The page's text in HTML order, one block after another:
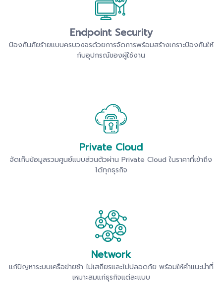
Endpoint Security
ป้องกันภัยร้ายแบบครบวงจรด้วยการจัดการพร้อมสร้างเกราะป้องกันให้
กับอุปกรณ์ของผู้ใช้งาน
Private Cloud
จัดเก็บข้อมูลรวมศูนย์แบบส่วนตัวผ่าน Private Cloud ในราคาที่เข้าถึง
ได้ทุกธุรกิจ
Network
แก้ปัญหาระบบเครือข่ายช้า ไม่เสถียรและไม่ปลอดภัย พร้อมให้คำแนะนำที่
เหมาะสมแก่ธุรกิจแต่ละแบบ